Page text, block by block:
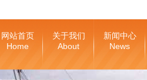
网站首页
Home
关于我们
About
新闻中心
News